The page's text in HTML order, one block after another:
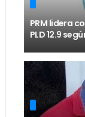
PRM lidera
PLD 12.9